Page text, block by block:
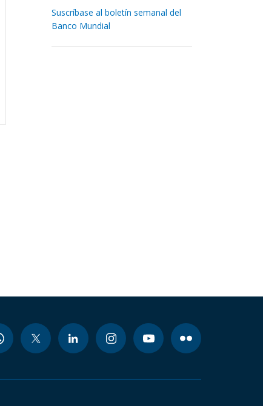
Suscríbase al boletín semanal del
Banco Mundial